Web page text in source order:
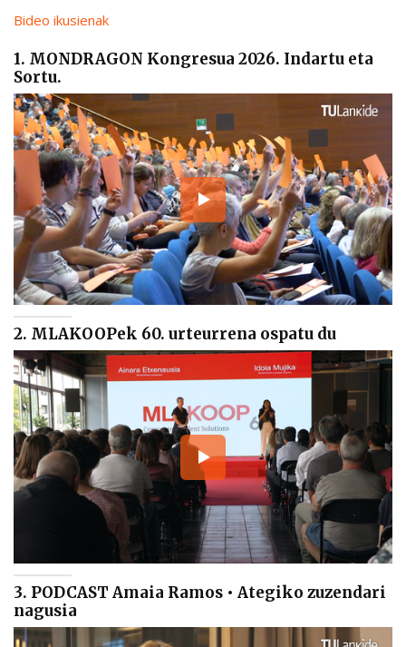
Bideo ikusienak
1. MONDRAGON Kongresua 2026. Indartu eta
Sortu.
2. MLAKOOPek 60. urteurrena ospatu du
3. PODCAST Amaia Ramos • Ategiko zuzendari
nagusia